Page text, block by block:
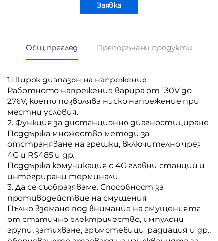
Заявка
Общ преглед Препоръчани продукти
1.Широк диапазон на напрежение
Работното напрежение варира от 130V до
276V, което позволява ниско напрежение при
местни условия.
2. Функция за дистанционно диагностициране
Поддържа множество методи за
отстраняване на грешки, включително чрез
4G и RS485 и др.
Поддържа комуникация с 4G главни станции и
интегрирани терминали.
3. Да се съобразяваме. Способност за
противодействие на смущения
Пълно вземане под внимание на смущенията
от статично електричество, импулсни
групи, затихване, гръмотевици, радиация и др.,